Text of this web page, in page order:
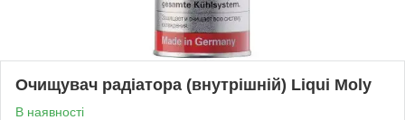
Очищувач радіатора (внутрішній) Liqui Moly
В наявності